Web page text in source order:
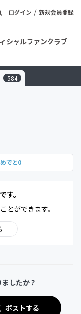
ログイン / 新規会員登録
ャルファンクラブ
584
でと0
す。
とができます。
したか？
ポストする